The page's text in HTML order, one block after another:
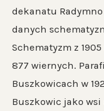
dekanatu
danych
Schematyzm z 1905
877 wiernych.
Buszkowicach w
Buszkowic jako wsi